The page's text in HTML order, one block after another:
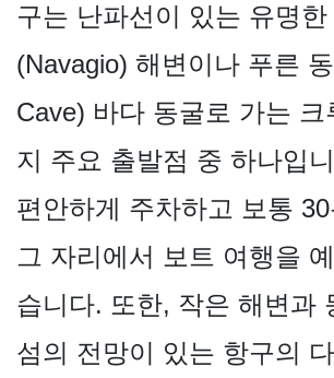
구는 난파선이 있는 유명
(Navagio) 해변이나 푸른
Cave) 바다 동굴로 가는
지 주요 출발점 중 하나입
편안하게 주차하고 보통 30
그 자리에서 보트 여행을
습니다. 또한, 작은 해변과
섬의 전망이 있는 항구의